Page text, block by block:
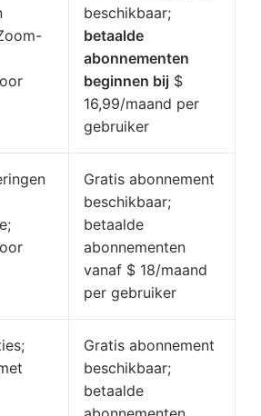
beschikbaar;
betaalde
abonnementen
beginnen bij $
16,99/maand per
gebruiker
Gratis abonnement
beschikbaar;
betaalde
abonnementen
vanaf $ 18/maand
per gebruiker
Gratis abonnement
beschikbaar;
betaalde